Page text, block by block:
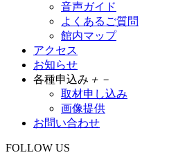
音声ガイド
よくあるご質問
館内マップ
アクセス
お知らせ
各種申込み ＋ －
取材申し込み
画像提供
お問い合わせ
FOLLOW US